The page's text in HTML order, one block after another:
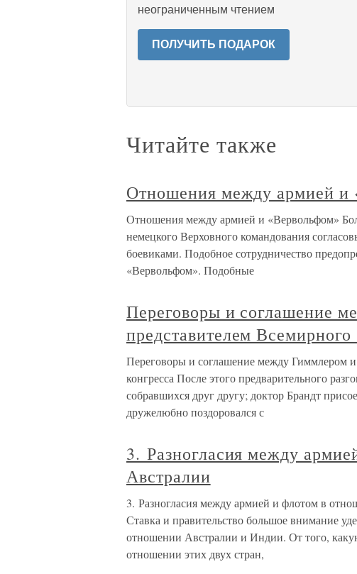
неограниченным чтением
ПОЛУЧИТЬ ПОДАРОК
Читайте также
Отношения между армией и
Отношения между армией и «Вервольфом»
немецкого Верховного командования
боевиками. Подобное сотрудничество
«Вервольфом». Подобные
Переговоры и соглашение
представителем Всемирного
Переговоры и соглашение между Гиммлером
конгресса После этого предварительного
собравшихся друг другу; доктор Брандт
дружелюбно поздоровался с
3. Разногласия между
Австралии
3. Разногласия между армией и флотом в
Ставка и правительство большое внимание
отношении Австралии и Индии. От того,
отношении этих двух стран,